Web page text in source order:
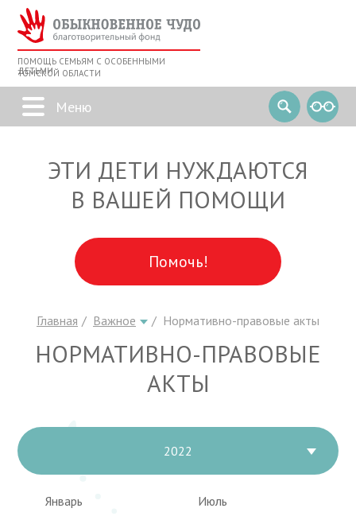
ПОМОЩЬ СЕМЬЯМ С ОСОБЕННЫМИ
ДЕТЬМИ
ТОМСКОЙ ОБЛАСТИ
ЭТИ ДЕТИ НУЖДАЮТСЯ
В ВАШЕЙ ПОМОЩИ
Помочь!
Главная Важное Нормативно-правовые акты
НОРМАТИВНО-ПРАВОВЫЕ
АКТЫ
2022
Январь
Июль